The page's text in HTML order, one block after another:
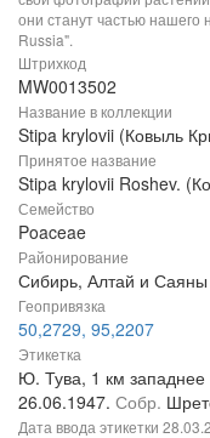
они станут частью нашего
Russia".
Штрихкод
MW0013502
Название в коллекции
Stipa krylovii (Ковыль
Принятое название
Stipa krylovii Roshev.
Семейство
Poaceae
Районирование
Сибирь, Алтай и
Геопривязка
50,2729, 95,2207
Этикетка
Ю. Тува, 1 км
26.06.1947. Собр.
Дата ввода этикетки